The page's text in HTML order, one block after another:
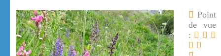
Point
de vue
: